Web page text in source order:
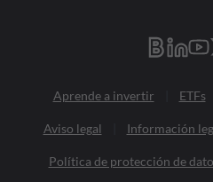
Aprende a invertir ETFs
Aviso legal Información
Política de protección de